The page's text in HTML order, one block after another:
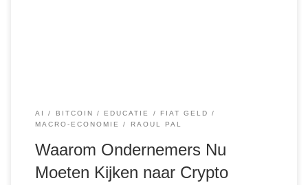
AI BITCOIN EDUCATIE
FIAT GELD
MACRO-ECONOMIE
RAOUL PAL
Waarom Ondernemers Nu
Moeten Kijken naar Crypto